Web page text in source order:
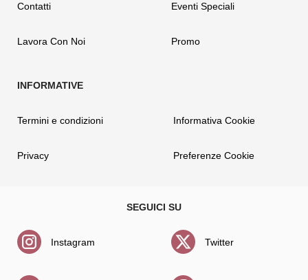
Contatti
Lavora Con Noi
Eventi Speciali
Promo
Termini e condizioni
Privacy
Informativa Cookie
Preferenze Cookie
Instagram Twitter